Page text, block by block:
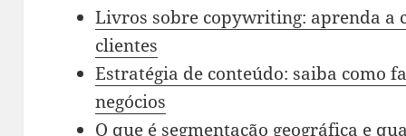
Livros sobre copywriting: aprenda a
clientes
Estratégia de conteúdo: saiba como
negócios
O que é segmentação geográfica e